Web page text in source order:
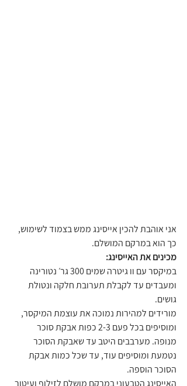
אני אוהבת להכין אייסינג ממש בצמוד לשימוש,
כך הוא במרקם המושלם.
מכינים את האייסינג:
במיקסר עם וו גיטרה שמים 300 גר׳ נטורינה
ומעבדים עד לקבלת תערובת חלקה ונטולת
גושים.
מורידים למהירות נמוכה את עוצמת המיקסר,
ומוסיפים בכל פעם 2-3 כפות אבקת סוכר
מנופה. מערבבים היטב עד שאבקת הסוכר
נטמעת ומוסיפים עוד, עד שכל כמות אבקת
הסוכר הוספה.
האייסינג הטבעוני במרקם מושלם לזילוף ועיטור